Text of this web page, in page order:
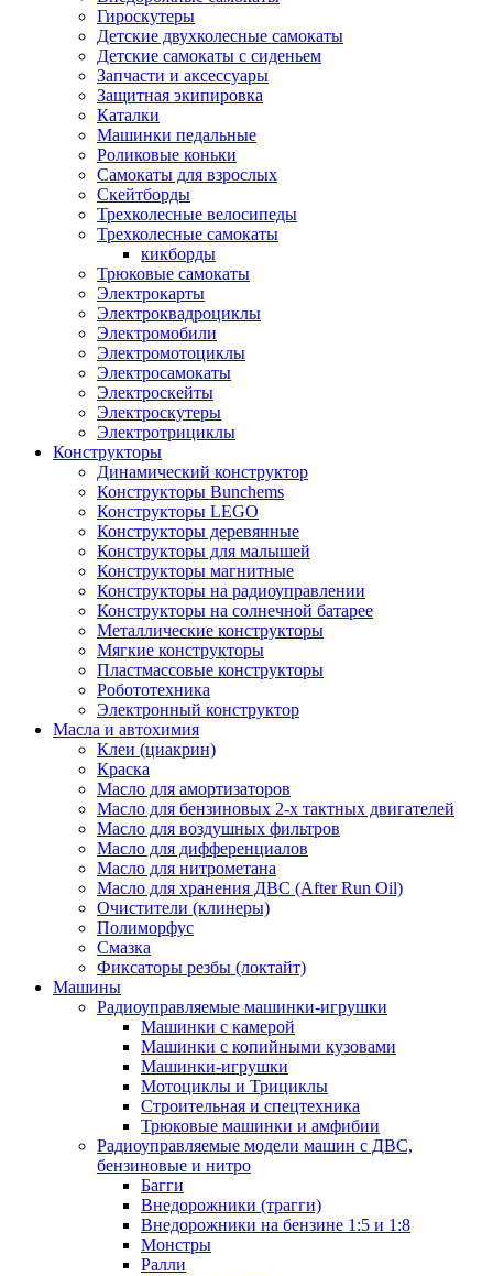
Гироскутеры
Детские двухколесные самокаты
Детские самокаты с сиденьем
Запчасти и аксессуары
Защитная экипировка
Каталки
Машинки педальные
Роликовые коньки
Самокаты для взрослых
Скейтборды
Трехколесные велосипеды
Трехколесные самокаты
кикборды
Трюковые самокаты
Электрокарты
Электроквадроциклы
Электромобили
Электромотоциклы
Электросамокаты
Электроскейты
Электроскутеры
Электротрициклы
Конструкторы
Динамический конструктор
Конструкторы Bunchems
Конструкторы LEGO
Конструкторы деревянные
Конструкторы для малышей
Конструкторы магнитные
Конструкторы на радиоуправлении
Конструкторы на солнечной батарее
Металлические конструкторы
Мягкие конструкторы
Пластмассовые конструкторы
Робототехника
Электронный конструктор
Масла и автохимия
Клеи (циакрин)
Краска
Масло для амортизаторов
Масло для бензиновых 2-х тактных двигателей
Масло для воздушных фильтров
Масло для дифференциалов
Масло для нитрометана
Масло для хранения ДВС (After Run Oil)
Очистители (клинеры)
Полиморфус
Смазка
Фиксаторы резбы (локтайт)
Машины
Радиоуправляемые машинки-игрушки
Машинки с камерой
Машинки с копийными кузовами
Машинки-игрушки
Мотоциклы и Трициклы
Строительная и спецтехника
Трюковые машинки и амфибии
Радиоуправляемые модели машин с ДВС,
бензиновые и нитро
Багги
Внедорожники (трагги)
Внедорожники на бензине 1:5 и 1:8
Монстры
Ралли